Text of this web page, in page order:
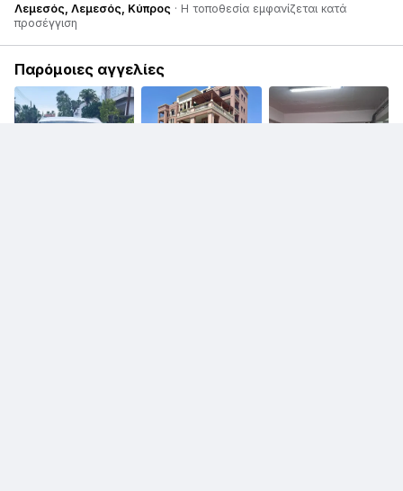
Λεμεσός, Λεμεσός, Κύπρος · Η τοποθεσία εμφανίζεται κατά
προσέγγιση
Παρόμοιες αγγελίες